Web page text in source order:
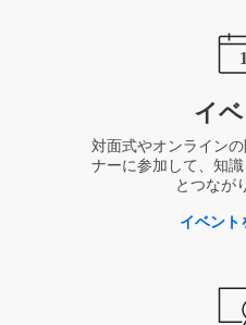
イ
対面式やオンライン
ナーに参加して、知
とつなが
イベント